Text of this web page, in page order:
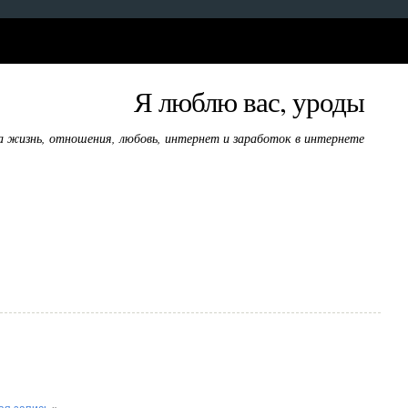
Я люблю вас, уроды
жизнь, отношения, любовь, интернет и заработок в интернете